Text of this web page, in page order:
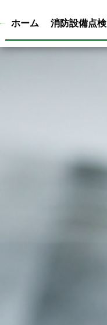
ホーム 消防設備点検